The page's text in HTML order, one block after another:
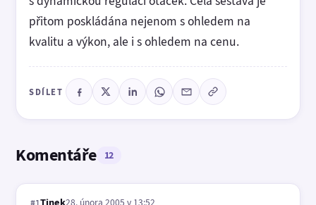
přitom poskládána nejenom s ohledem na
kvalitu a výkon, ale i s ohledem na cenu.
SDÍLET
Komentáře 12
#1Tinek28. února 2005 v 13:52